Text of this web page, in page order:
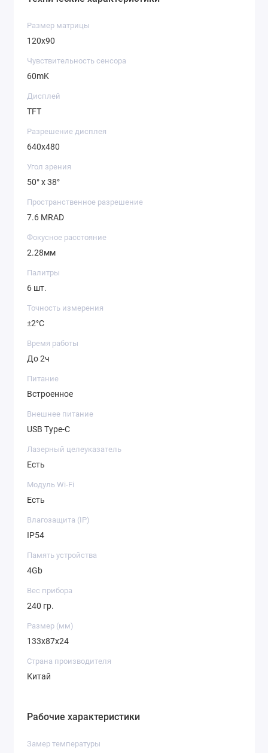
Размер матрицы
120x90
Чувствительность сенсора
60mK
Дисплей
TFT
Разрешение дисплея
640x480
Угол зрения
50° x 38°
Пространственное разрешение
7.6 MRAD
Фокусное расстояние
2.28мм
Палитры
6 шт.
Точность измерения
±2°С
Время работы
До 2ч
Питание
Встроенное
Внешнее питание
USB Type-C
Лазерный целеуказатель
Есть
Модуль Wi-Fi
Есть
Влагозащита (IP)
IP54
Память устройства
4Gb
Вес прибора
240 гр.
Размер (мм)
133х87х24
Страна производителя
Китай
Рабочие характеристики
Замер температуры